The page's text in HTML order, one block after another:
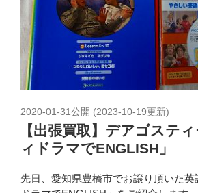
2020-01-31公開 (2023-10-19更新)
【出張買取】デアゴステ
ィドラマでENGLISH」
先日、愛知県豊橋市でお譲り頂いた英